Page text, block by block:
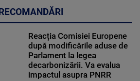
RECOMANDĂRI
Reacția Comisiei Europene
după modificările aduse de
Parlament la legea
decarbonizării. Va evalua
impactul asupra PNRR